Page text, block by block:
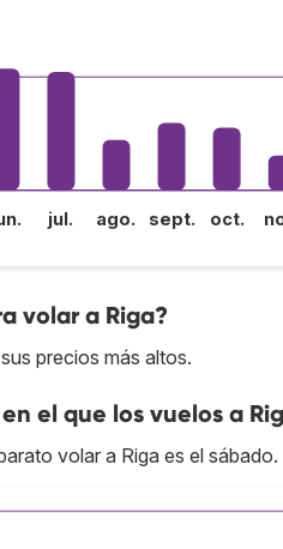
jul. ago. sept. oct.
volar a Riga?
precios más altos.
el que los vuelos a
volar a Riga es el sábado.